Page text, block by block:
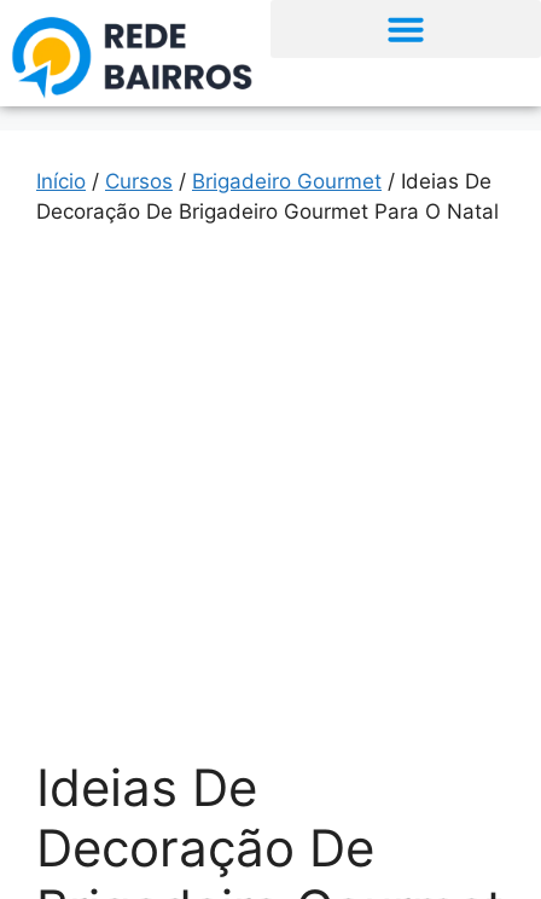
Início / Cursos / Brigadeiro Gourmet / Ideias De
Decoração De Brigadeiro Gourmet Para O Natal
Ideias De
Decoração De